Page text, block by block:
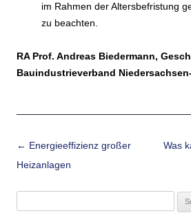
im Rahmen der Altersbefristung
zu beachten.
RA Prof. Andreas Biedermann,
Bauindustrieverband
Beitrags-Navigation
← Energieeffizienz großer
Heizanlagen
Was